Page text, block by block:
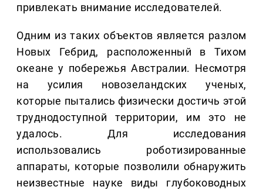
привлекать внимание исследователей.
Одним из таких объектов является разлом
Новых Гебрид, расположенный в Тихом
океане у побережья Австралии. Несмотря
на усилия новозеландских ученых,
которые пытались физически достичь этой
труднодоступной территории, им это не
удалось. Для исследования
использовались роботизированные
аппараты, которые позволили обнаружить
неизвестные науке виды глубоководных